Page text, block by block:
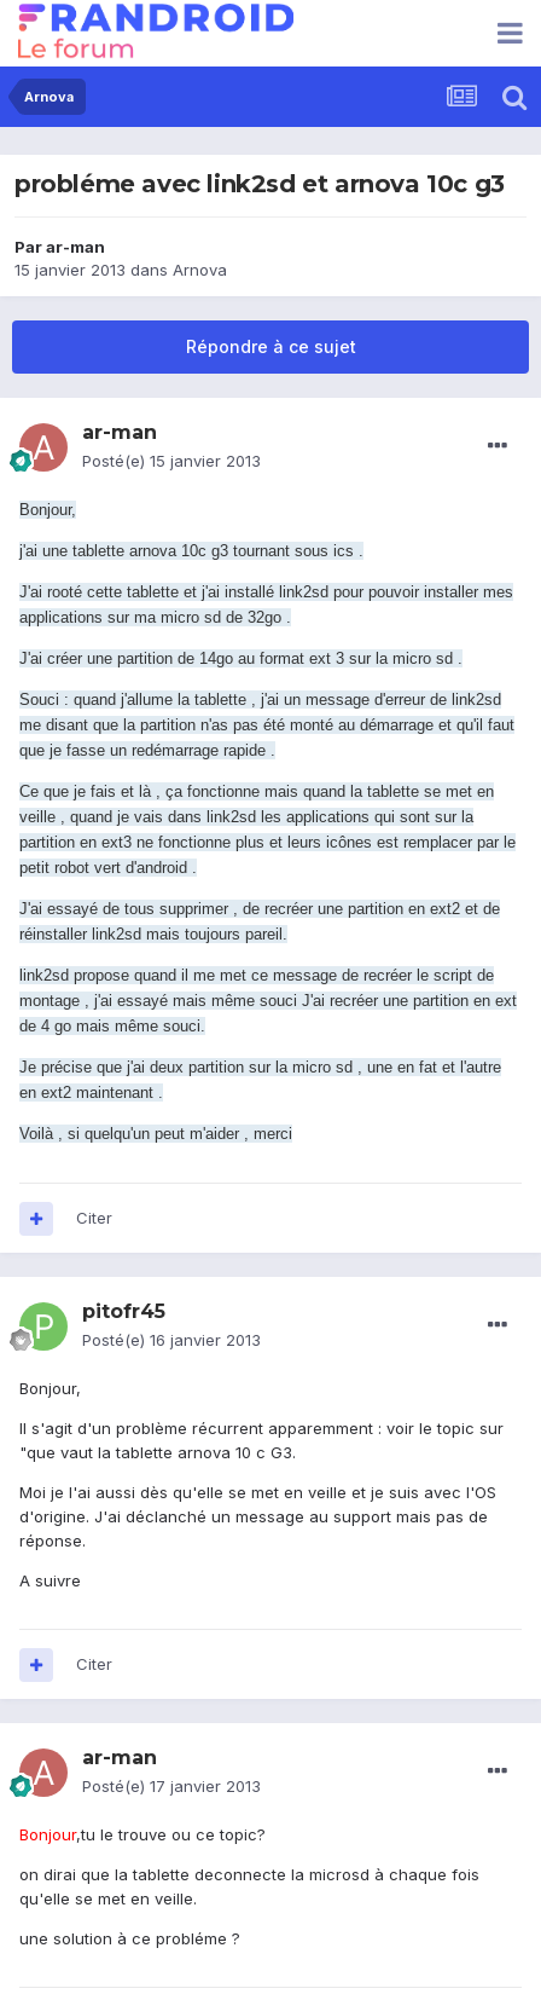
Arnova
probléme avec link2sd et arnova 10c g3
Parar-man
15 janvier 2013 dans Arnova
Répondre à ce sujet
ar-man
Posté(e) 15 janvier 2013
Bonjour,
j'ai une tablette arnova 10c g3 tournant sous ics .
J'ai rooté cette tablette et j'ai installé link2sd pour pouvoir installer mes
applications sur ma micro sd de 32go .
J'ai créer une partition de 14go au format ext 3 sur la micro sd .
Souci : quand j'allume la tablette , j'ai un message d'erreur de link2sd
me disant que la partition n'as pas été monté au démarrage et qu'il faut
que je fasse un redémarrage rapide .
Ce que je fais et là , ça fonctionne mais quand la tablette se met en
veille , quand je vais dans link2sd les applications qui sont sur la
partition en ext3 ne fonctionne plus et leurs icônes est remplacer par le
petit robot vert d'android .
J'ai essayé de tous supprimer , de recréer une partition en ext2 et de
réinstaller link2sd mais toujours pareil.
link2sd propose quand il me met ce message de recréer le script de
montage , j'ai essayé mais même souci J'ai recréer une partition en ext
de 4 go mais même souci.
Je précise que j'ai deux partition sur la micro sd , une en fat et l'autre
en ext2 maintenant .
Voilà , si quelqu'un peut m'aider , merci
Citer
pitofr45
Posté(e) 16 janvier 2013
Bonjour,
Il s'agit d'un problème récurrent apparemment : voir le topic sur
"que vaut la tablette arnova 10 c G3.
Moi je l'ai aussi dès qu'elle se met en veille et je suis avec l'OS
d'origine. J'ai déclanché un message au support mais pas de
réponse.
A suivre
Citer
ar-man
Posté(e) 17 janvier 2013
Bonjour,tu le trouve ou ce topic?
on dirai que la tablette deconnecte la microsd à chaque fois
qu'elle se met en veille.
une solution à ce probléme ?